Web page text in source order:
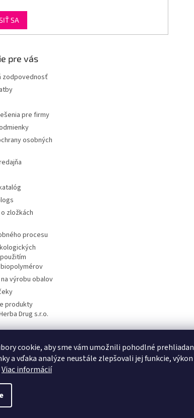
cookie, aby sme vám umožnili pohodlné
a vďaka analýze neustále zlepšovali jej funkcie, výkon
Viac informácií
SA
pre vás
zodpovednosť
pre firmy
osobných
zložkách
procesu
výrobu obalov
produkty
Drug s.r.o.
Carpathia Herbarium Nubian